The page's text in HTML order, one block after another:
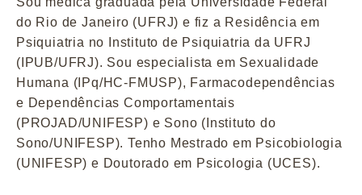
do Rio de Janeiro (UFRJ) e fiz a Residência em
Psiquiatria no Instituto de Psiquiatria da UFRJ
(IPUB/UFRJ). Sou especialista em Sexualidade
Humana (IPq/HC-FMUSP), Farmacodependências
e Dependências Comportamentais
(PROJAD/UNIFESP) e Sono (Instituto do
Sono/UNIFESP). Tenho Mestrado em Psicobiologia
(UNIFESP) e Doutorado em Psicologia (UCES).